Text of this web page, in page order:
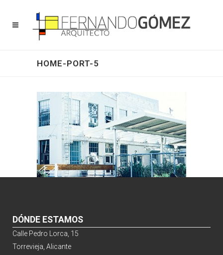
HOME-PORT-5
DÓNDE ESTAMOS
Calle Pedro Lorca, 15
Torrevieja, Alicante